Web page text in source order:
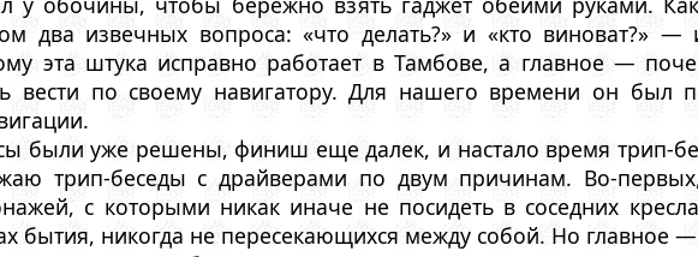
два извечных вопроса: «что делать?» и «кто виноват?» —
эта штука исправно работает в Тамбове, а главное —
вести по своему навигатору. Для нашего времени он был
были уже решены, финиш еще далек, и настало время трип-
трип-беседы с драйверами по двум причинам. Во-
с которыми никак иначе не посидеть в соседних
бытия, никогда не пересекающихся между собой. Но главное